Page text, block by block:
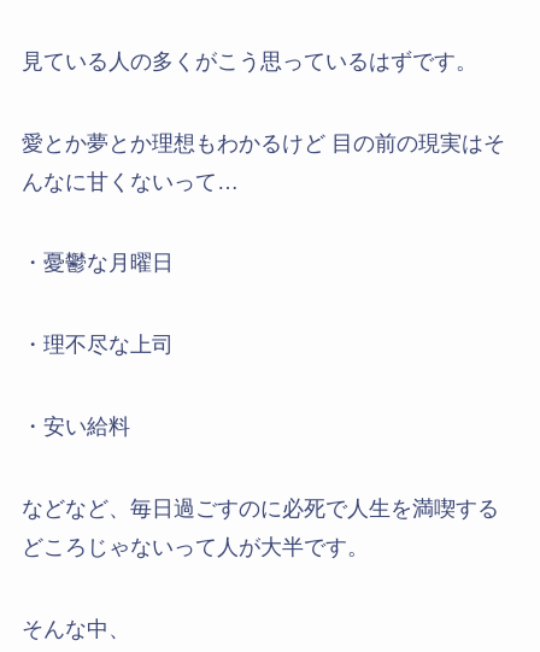
見ている人の多くがこう思っているはずです。
愛とか夢とか理想もわかるけど 目の前の現実はそ
んなに甘くないって…
・憂鬱な月曜日
・理不尽な上司
・安い給料
などなど、毎日過ごすのに必死で人生を満喫する
どころじゃないって人が大半です。
そんな中、